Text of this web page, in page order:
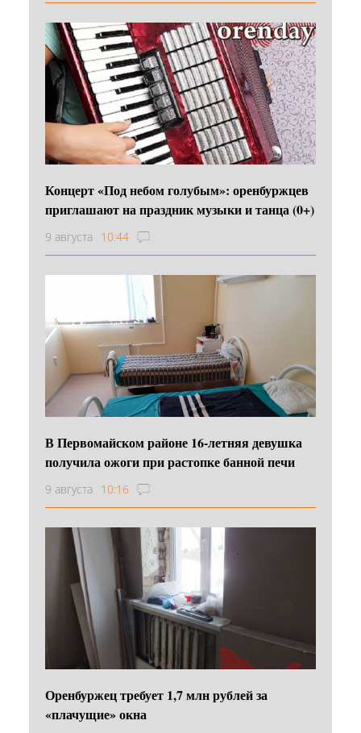
Концерт «Под небом голубым»: оренбуржцев
приглашают на праздник музыки и танца (0+)
9 августа 10:44
В Первомайском районе 16‑летняя девушка
получила ожоги при растопке банной печи
9 августа 10:16
Оренбуржец требует 1,7 млн рублей за
«плачущие» окна